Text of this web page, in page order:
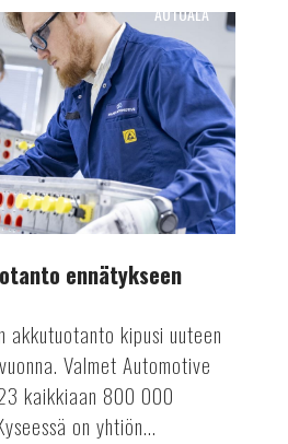
AUTOALA
ennätykseen
akkutuotanto kipusi uuteen
Valmet Automotive
kaikkiaan 800 000
on yhtiön...